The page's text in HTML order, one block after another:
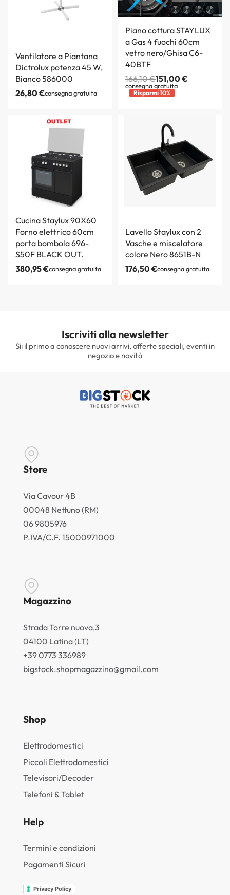
Ventilatore a Piantana
Dictrolux potenza 45 W,
Bianco 586000
26,80€consegna gratuita
Piano cottura STAYLUX
a Gas 4 fuochi 60cm
vetro nero/Ghisa C6-
40BTF
166,10€151,00€
consegna gratuita
Risparmi 10%
Cucina Staylux 90X60
Forno elettrico 60cm
porta bombola 696-
S50F BLACK OUT.
380,95€consegna gratuita
Lavello Staylux con 2
Vasche e miscelatore
colore Nero 8651B-N
176,50€consegna gratuita
Iscriviti alla newsletter
Sii il primo a conoscere nuovi arrivi, offerte speciali, eventi in
negozio e novità
Store
Via Cavour 4B
00048 Nettuno (RM)
06 9805976
P.IVA/C.F. 15000971000
Magazzino
Strada Torre nuova,3
04100 Latina (LT)
+39 0773 336989
bigstock.shopmagazzino@gmail.com
Shop
Elettrodomestici
Piccoli Elettrodomestici
Televisori/Decoder
Telefoni & Tablet
Help
Termini e condizioni
Pagamenti Sicuri
Privacy Policy